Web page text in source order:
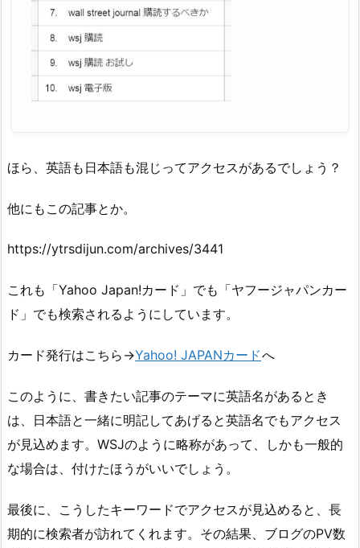
ほら、英語も日本語も混じってアクセスがあるでしょう？
他にもこの記事とか。
https://ytrsdijun.com/archives/3441
これも「Yahoo Japan!カード」でも「ヤフージャパンカー
ド」でも検索されるようにしています。
カード発行はこちら→Yahoo! JAPANカードへ
このように、書きたい記事のテーマに英語名があるとき
は、日本語と一緒に明記してあげると英語名でもアクセス
が見込めます。WSJのように略称があって、しかも一般的
な場合は、付けたほうがいいでしょう。
最後に、こうしたキーワードでアクセスが見込めると、長
期的に検索者が訪れてくれます。その結果、ブログのPV数